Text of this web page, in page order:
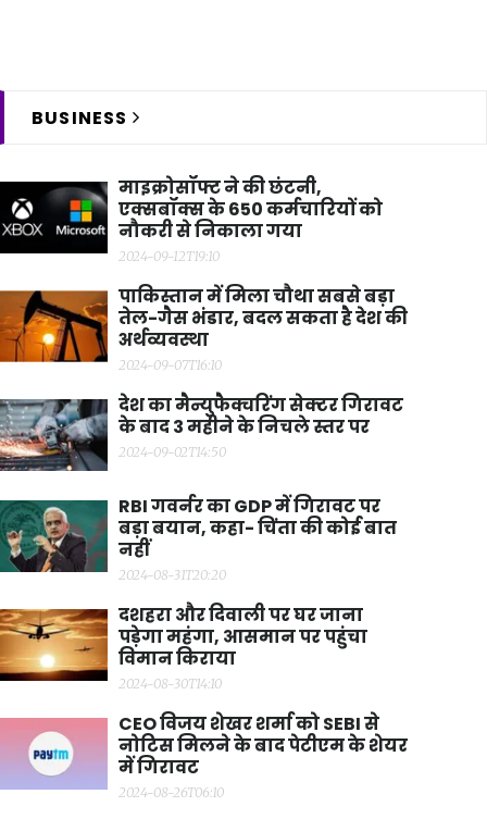
BUSINESS
माइक्रोसॉफ्ट ने की छंटनी,
एक्सबॉक्स के 650 कर्मचारियों को
नौकरी से निकाला गया
2024-09-12T19:10
पाकिस्तान में मिला चौथा सबसे बड़ा
तेल-गैस भंडार, बदल सकता है देश की
अर्थव्यवस्था
2024-09-07T16:10
देश का मैन्युफैक्चरिंग सेक्टर गिरावट
के बाद 3 महीने के निचले स्तर पर
2024-09-02T14:50
RBI गवर्नर का GDP में गिरावट पर
बड़ा बयान, कहा- चिंता की कोई बात
नहीं
2024-08-31T20:20
दशहरा और दिवाली पर घर जाना
पड़ेगा महंगा, आसमान पर पहुंचा
विमान किराया
2024-08-30T14:10
CEO विजय शेखर शर्मा को SEBI से
नोटिस मिलने के बाद पेटीएम के शेयर
में गिरावट
2024-08-26T06:10